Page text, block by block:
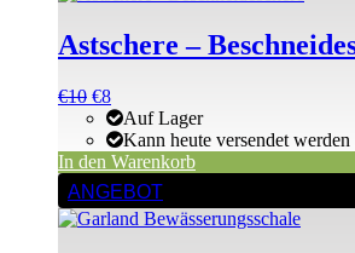
Astschere –
Ursprünglicher
Preis
war:
€10
€10Aktueller
Preis
ist:
€10.
€8
Auf Lager
Kann heute versendet werden
In den Warenkorb
ANGEBOT
Dieses
Produkt
weist